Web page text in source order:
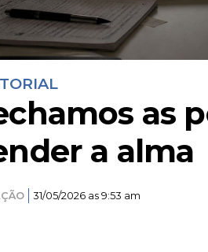
as
a alma
31/05/2026 as 9:53 am